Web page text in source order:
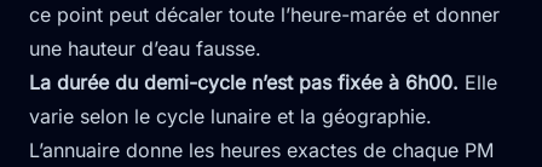
ce point peut décaler toute l’heure-marée et donner
une hauteur d’eau fausse.
La durée du demi-cycle n’est pas fixée à 6h00. Elle
varie selon le cycle lunaire et la géographie.
L’annuaire donne les heures exactes de chaque PM